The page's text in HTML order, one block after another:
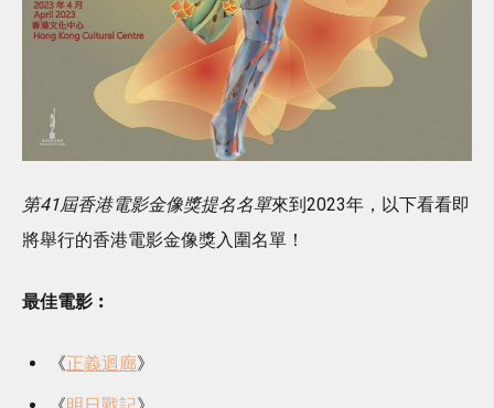
第41屆香港電影金像獎提名名單來到2023年，以下看看即
將舉行的香港電影金像獎入圍名單！
最佳電影︰
《正義迴廊》